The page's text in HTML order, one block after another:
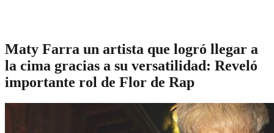
Maty Farra un artista que logró llegar a
la cima gracias a su versatilidad: Reveló
importante rol de Flor de Rap